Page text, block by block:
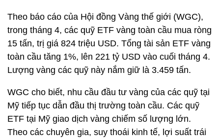
Theo báo cáo của Hội đồng Vàng thế giới (WGC),
trong tháng 4, các quỹ ETF vàng toàn cầu mua ròng
15 tấn, trị giá 824 triệu USD. Tổng tài sản ETF vàng
toàn cầu tăng 1%, lên 221 tỷ USD vào cuối tháng 4.
Lượng vàng các quỹ này nắm giữ là 3.459 tấn.
WGC cho biết, nhu cầu đầu tư vàng của các quỹ tại
Mỹ tiếp tục dẫn đầu thị trường toàn cầu. Các quỹ
ETF tại Mỹ giao dịch vàng chiếm số lượng lớn.
Theo các chuyên gia, suy thoái kinh tế, lợi suất trái